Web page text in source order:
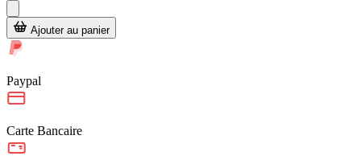
Ajouter au panier
Paypal
Carte Bancaire